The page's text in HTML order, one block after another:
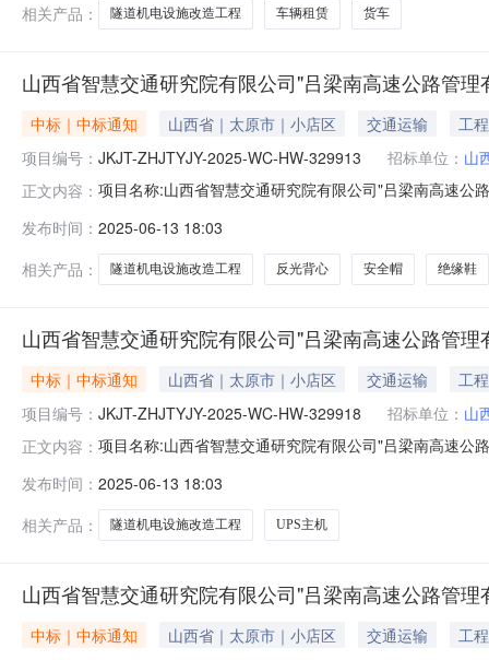
相关产品：
隧道机电设施改造工程 车辆租赁 货车
山西省智慧交通研究院有限公司"吕梁南高速公路管
中标｜中标通知 山西省｜太原市｜小店区 交通运输
工程
项目编号： JKJT-ZHJTYJY-2025-WC-HW-329913 招标单位： 山
正文内容： 项目名称:山西省智慧交通研究院有限公司"吕梁南高速公
院有限公司"吕梁南高速公路管理有限公司隧道机电设施
发布时间： 2025-06-13 18:03
相关产品：
隧道机电设施改造工程 反光背心 安全帽 绝缘鞋
山西省智慧交通研究院有限公司"吕梁南高速公路管
中标｜中标通知 山西省｜太原市｜小店区 交通运输
工程
项目编号： JKJT-ZHJTYJY-2025-WC-HW-329918 招标单位： 山
正文内容： 项目名称:山西省智慧交通研究院有限公司"吕梁南高速公
公司"吕梁南高速公路管理有限公司隧道机电设施改造工
发布时间： 2025-06-13 18:03
相关产品：
隧道机电设施改造工程 UPS主机
山西省智慧交通研究院有限公司"吕梁南高速公路管
中标｜中标通知 山西省｜太原市｜小店区 交通运输
工程